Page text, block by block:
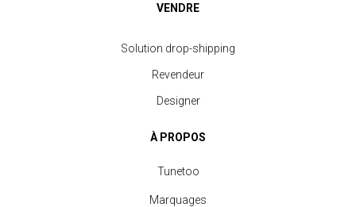
VENDRE
Solution drop-shipping
Revendeur
Designer
À PROPOS
Tunetoo
Marquages